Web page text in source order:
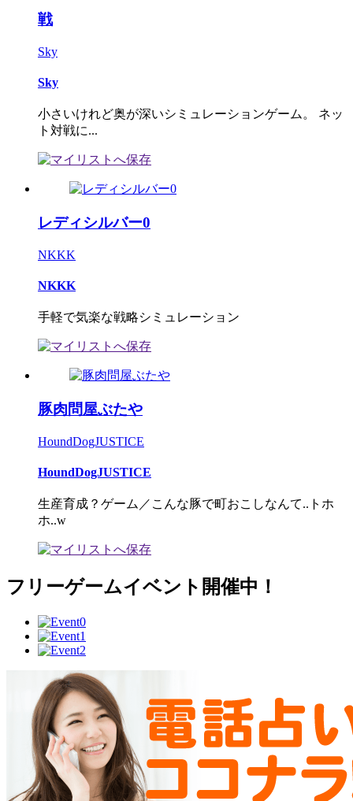
戦
Sky
Sky
小さいけれど奥が深いシミュレーションゲーム。 ネッ
ト対戦に...
レディシルバー0
NKKK
NKKK
手軽で気楽な戦略シミュレーション
豚肉問屋ぶたや
HoundDogJUSTICE
HoundDogJUSTICE
生産育成？ゲーム／こんな豚で町おこしなんて..トホ
ホ..w
フリーゲームイベント開催中！